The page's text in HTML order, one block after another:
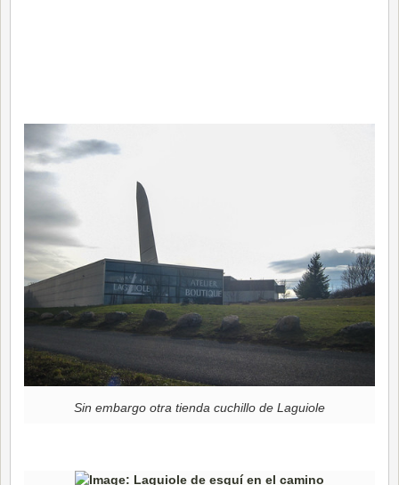
Sin embargo otra tienda cuchillo de Laguiole